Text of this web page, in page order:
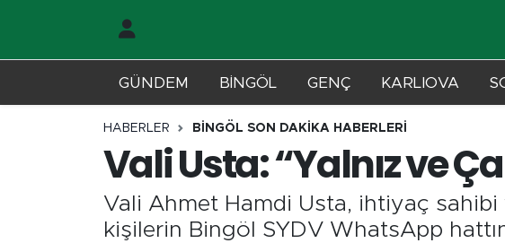
GÜNDEM BİNGÖL GENÇ KARLIOVA
HABERLER BİNGÖL SON DAKİKA HABERLERİ
Vali Usta: “Yalnız ve
Vali Ahmet Hamdi Usta, ihtiyaç sahibi
kişilerin Bingöl SYDV WhatsApp
Karlıova
Merkez Trafik Yoğunluk Haritası
Süper Lig Puan Durumu ve Fikstür